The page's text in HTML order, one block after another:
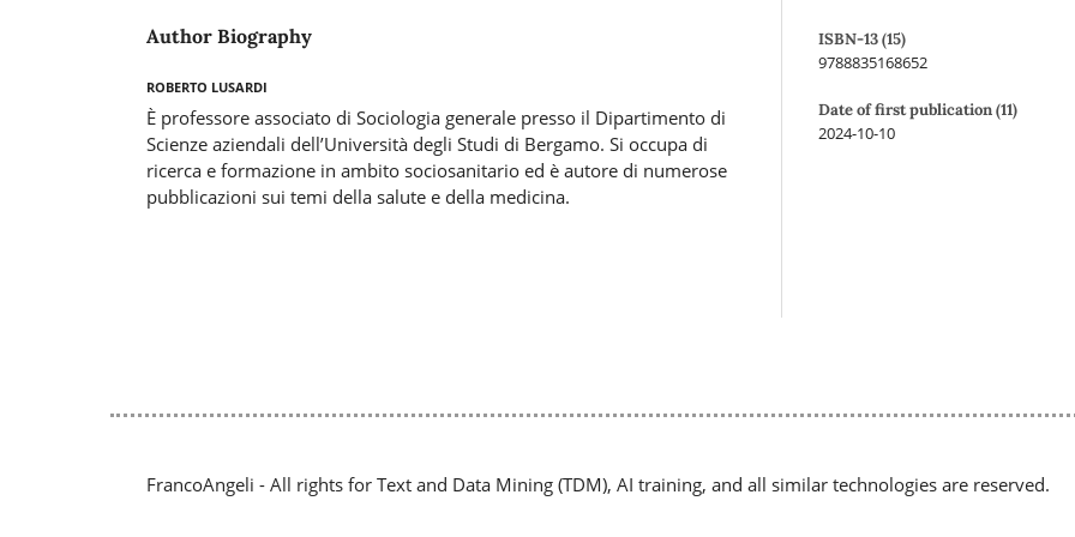
Author Biography
Roberto Lusardi
È professore associato di Sociologia generale presso il Dipartimento di
Scienze aziendali dell’Università degli Studi di Bergamo. Si occupa di
ricerca e formazione in ambito sociosanitario ed è autore di numerose
pubblicazioni sui temi della salute e della medicina.
ISBN-13 (15)
9788835168652
Date of first publication (11)
2024-10-10
FrancoAngeli - All rights for Text and Data Mining (TDM), AI training, and all similar technologies are reserved.